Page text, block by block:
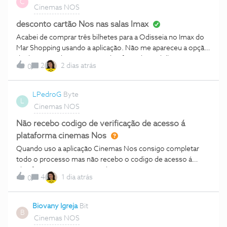
C
Cinemas NOS
desconto cartão Nos nas salas Imax
Acabei de comprar três bilhetes para a Odisseia no Imax do
Mar Shopping usando a aplicação. Não me apareceu a opção
de desconto do cartão NOS de oferta de um bilhete.
Porquê? Também não consegui aplicar o meu número de
contribuinte na fatura porque o ecra voltava ao menu
anterior.
0 2 2 dias atrás
LPedroG Byte
Cinemas NOS
Não recebo codigo de verificação de acesso á
plataforma cinemas Nos
Quando uso a aplicação Cinemas Nos consigo completar
todo o processo mas não recebo o codigo de acesso á
plataforma.Conseguem ajudar?
0
4 1 dia atrás
B
Biovany Igreja Bit
Cinemas NOS